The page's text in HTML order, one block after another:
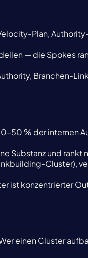
Plan,
— die Spokes
Branchen-
% der internen
Substanz und rankt
Cluster),
ist konzentrierter
einen Cluster